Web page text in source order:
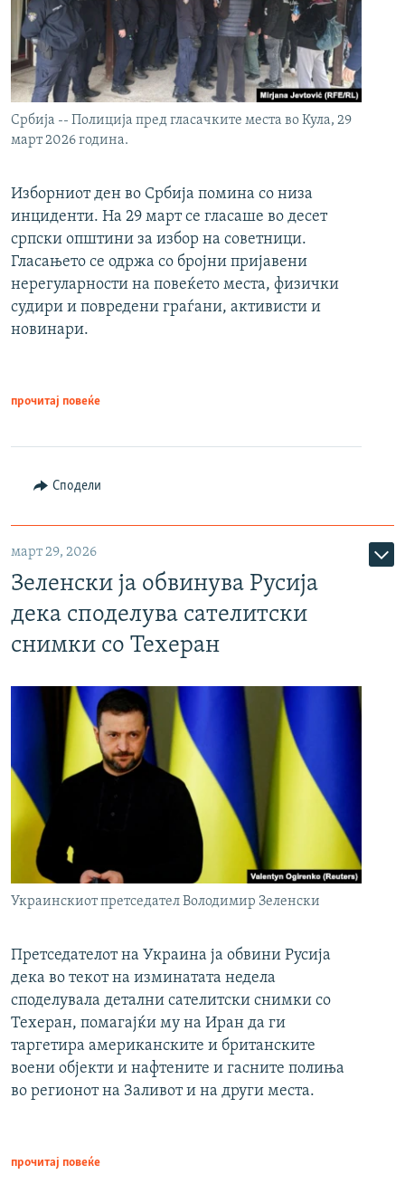
Србија -- Полиција пред гласачките места во Кула, 29
март 2026 година.
Изборниот ден во Србија помина со низа
инциденти. На 29 март се гласаше во десет
српски општини за избор на советници.
Гласањето се одржа со бројни пријавени
нерегуларности на повеќето места, физички
судири и повредени граѓани, активисти и
новинари.
прочитај повеќе
Сподели
март 29, 2026
Зеленски ја обвинува Русија
дека споделува сателитски
снимки со Техеран
Украинскиот претседател Володимир Зеленски
Претседателот на Украина ја обвини Русија
дека во текот на изминатата недела
споделувала детални сателитски снимки со
Техеран, помагајќи му на Иран да ги
таргетира американските и британските
воени објекти и нафтените и гасните полиња
во регионот на Заливот и на други места.
прочитај повеќе